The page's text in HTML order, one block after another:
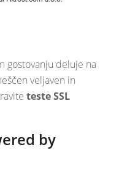
gostovanju deluje na
veljaven in
teste SSL
by